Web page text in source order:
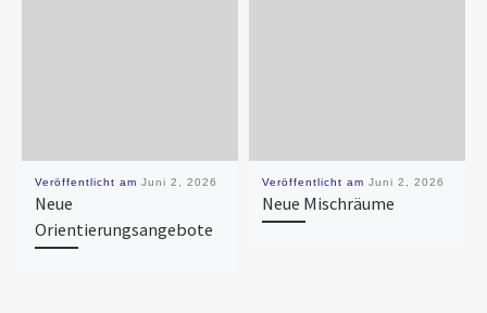
Veröffentlicht am Juni 2, 2026
Neue
Orientierungsangebote
Veröffentlicht am Juni 2, 2026
Neue Mischräume